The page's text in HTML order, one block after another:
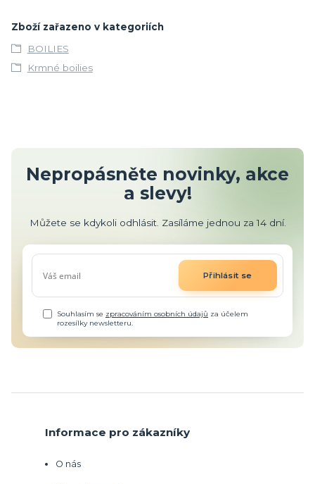
Zboží zařazeno v kategoriích
BOILIES
Krmné boilies
Nepropásněte novinky, akce
a slevy!
Můžete se kdykoli odhlásit. Zasíláme jednou za 14 dní.
Přihlásit se
Souhlasím se zpracováním osobních údajů za účelem
rozesílky newsletteru.
Informace pro zákazníky
O nás